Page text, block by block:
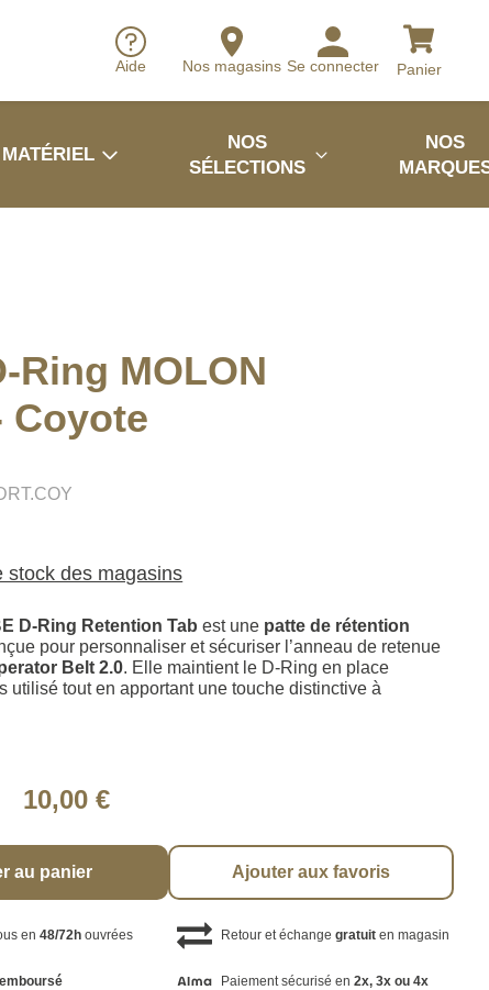
Aide Nos magasins Se connecter Panier
MATÉRIEL
NOS
SÉLECTIONS
NOS
Ring MOLON
Coyote
stock des magasins
D-Ring Retention Tab est une patte de rétention
pour personnaliser et sécuriser l’anneau de retenue
Belt 2.0. Elle maintient le D-Ring en place
utilisé tout en apportant une touche distinctive à
10,00 €
au panier Ajouter aux favoris
en48/72h ouvrées Retour et échange gratuiten magasin
Paiement sécurisé en 2x, 3x ou 4x